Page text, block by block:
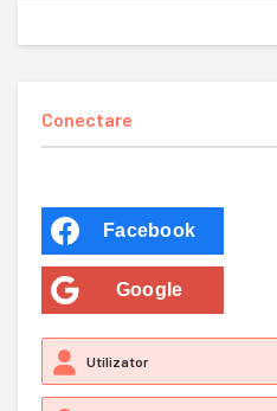
Conectare
Facebook
Google